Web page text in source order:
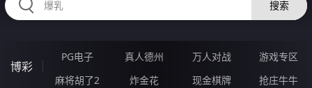
搜索
博彩
PG电子 真人德州 万人对战
游戏专区
麻将胡了2
炸金花 现金棋牌 抢庄牛牛